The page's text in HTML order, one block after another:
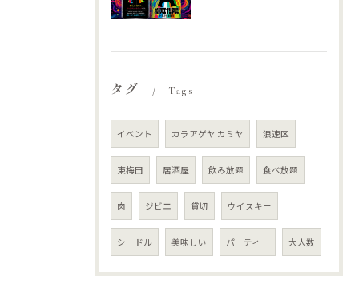
タグ Tags
イベント カラアゲヤ カミヤ 浪速区
東梅田 居酒屋 飲み放題 食べ放題
肉 ジビエ 貸切 ウイスキー
シードル 美味しい パーティー 大人数